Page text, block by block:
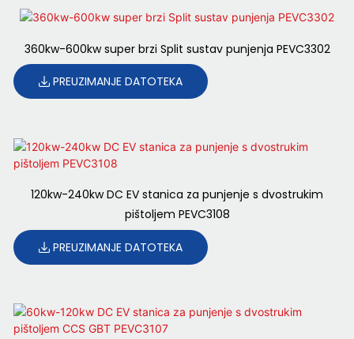
360kw-600kw super brzi Split sustav punjenja PEVC3302
PREUZIMANJE DATOTEKA
120kw-240kw DC EV stanica za punjenje s dvostrukim
pištoljem PEVC3108
PREUZIMANJE DATOTEKA